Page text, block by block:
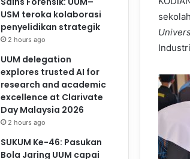
USM teroka kolaborasi
penyelidikan strategik
2 hours ago
UUM delegation
explores trusted AI for
research and academic
excellence at Clarivate
Day Malaysia 2026
2 hours ago
SUKUM Ke-46: Pasukan
Bola Jaring UUM capai